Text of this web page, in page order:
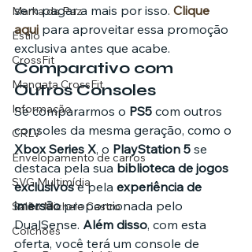
Marka da Paz
Estilo
CrossFit
Mangata CrossFit
Informação
CRLV
Envelopamento de carros
SVG Multimídia
Salão Michele Castro
Colchões
sem pagar a mais por isso. Clique
aqui para aproveitar essa promoção
exclusiva antes que acabe.
Comparativo com
Outros Consoles
Se compararmos o PS5 com outros
consoles da mesma geração, como o
Xbox Series X, o PlayStation 5 se
destaca pela sua biblioteca de jogos
exclusivos e pela experiência de
imersão proporcionada pelo
DualSense. Além disso, com esta
oferta, você terá um console de